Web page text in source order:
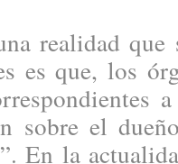
realidad que
es que, los
sobre el
En la